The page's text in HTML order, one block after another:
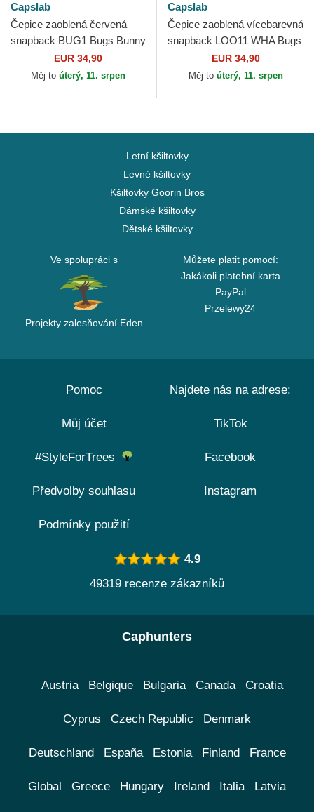
Capslab
Čepice zaoblená červená
snapback BUG1 Bugs Bunny
Looney Tunes Capslab
EUR 34,90
Měj to úterý, 11. srpen
Capslab
Čepice zaoblená vícebarevná
snapback LOO11 WHA Bugs
Bunny Looney Tunes
Capslab
EUR 34,90
Měj to úterý, 11. srpen
Letní kšiltovky
Levné kšiltovky
Kšiltovky Goorin Bros
Dámské kšiltovky
Dětské kšiltovky
Ve spolupráci s
Projekty zalesňování Eden
Můžete platit pomocí:
Jakákoli platební karta
PayPal
Przelewy24
Pomoc
Můj účet
#StyleForTrees
Předvolby souhlasu
Podmínky použití
Najdete nás na adrese:
TikTok
Facebook
Instagram
4.9
49319 recenze zákazníků
Caphunters
Austria Belgique Bulgaria Canada Croatia
Cyprus Czech Republic Denmark
Deutschland España Estonia Finland France
Global Greece Hungary Ireland Italia Latvia